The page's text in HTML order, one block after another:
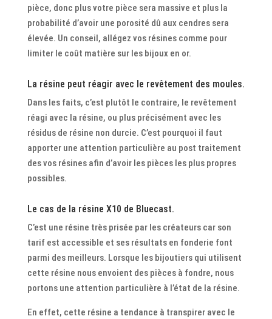
pièce, donc plus votre pièce sera massive et plus la
probabilité d’avoir une porosité dû aux cendres sera
élevée. Un conseil, allégez vos résines comme pour
limiter le coût matière sur les bijoux en or.
La résine peut réagir avec le revêtement des moules.
Dans les faits, c’est plutôt le contraire, le revêtement
réagi avec la résine, ou plus précisément avec les
résidus de résine non durcie. C’est pourquoi il faut
apporter une attention particulière au post traitement
des vos résines afin d’avoir les pièces les plus propres
possibles.
Le cas de la résine X10 de Bluecast.
C’est une résine très prisée par les créateurs car son
tarif est accessible et ses résultats en fonderie font
parmi des meilleurs. Lorsque les bijoutiers qui utilisent
cette résine nous envoient des pièces à fondre, nous
portons une attention particulière à l’état de la résine.
En effet, cette résine a tendance à transpirer avec le